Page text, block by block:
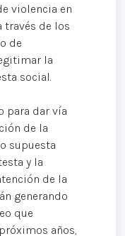
violencia en
través de los
de
la
social.
para dar vía
de la
supuesta
y la
de la
generando
que
años,